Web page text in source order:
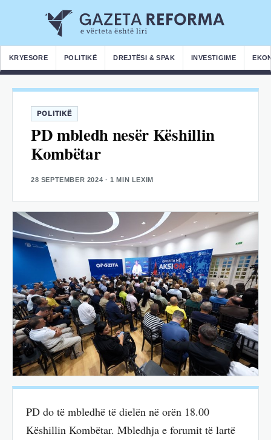
KRYESORE POLITIKË DREJTËSI & SPAK INVESTIGIME
POLITIKË
PD mbledh nesër Këshillin
Kombëtar
28 SEPTEMBER 2024 · 1 MIN LEXIM
PD do të mbledhë të dielën në orën 18.00
Këshillin Kombëtar. Mbledhja e forumit të lartë